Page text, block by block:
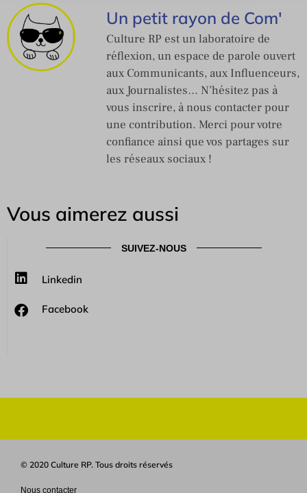
Un petit rayon de Com'
Culture RP est un laboratoire de
réflexion, un espace de parole ouvert
aux Communicants, aux Influenceurs,
aux Journalistes… N’hésitez pas à
vous inscrire, à nous contacter pour
une contribution. Merci pour votre
confiance ainsi que vos partages sur
les réseaux sociaux !
Vous aimerez aussi
SUIVEZ-NOUS
Linkedin
Facebook
© 2020 Culture RP. Tous droits réservés
Nous contacter